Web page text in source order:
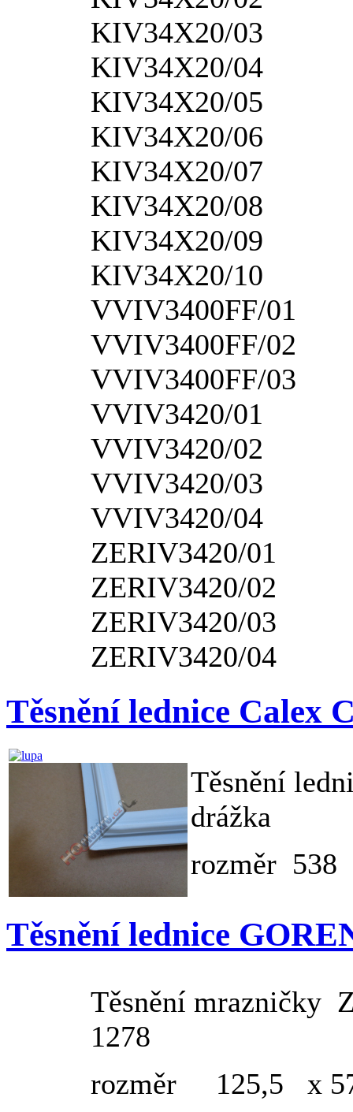
KIV34X20/03
KIV34X20/04
KIV34X20/05
KIV34X20/06
KIV34X20/07
KIV34X20/08
KIV34X20/09
KIV34X20/10
VVIV3400FF/01
VVIV3400FF/02
VVIV3400FF/03
VVIV3420/01
VVIV3420/02
VVIV3420/03
VVIV3420/04
ZERIV3420/01
ZERIV3420/02
ZERIV3420/03
ZERIV3420/04
Těsnění lednice Calex
Těsnění
drážka
rozměr 538
Těsnění lednice
Těsnění mrazničky
1278
rozměr 125,5 x